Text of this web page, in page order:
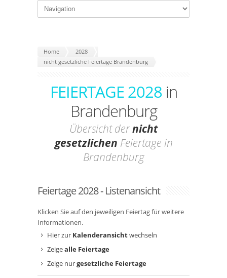
Home
2028
nicht gesetzliche Feiertage Brandenburg
FEIERTAGE 2028 in
Brandenburg
Übersicht dernicht
gesetzlichen Feiertage in
Brandenburg
Feiertage 2028 - Listenansicht
Klicken Sie auf den jeweiligen Feiertag für weitere
Informationen.
Hier zur Kalenderansichtwechseln
Zeigealle Feiertage
Zeige nurgesetzliche Feiertage